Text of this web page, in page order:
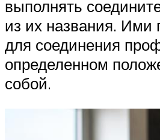
выполнять
из их названия. Ими
для соединения
определенном
собой.